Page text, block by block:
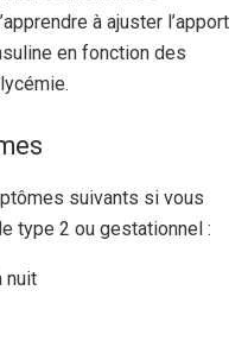
à ajuster l’apport
en fonction des
suivants si vous
type 2 ou gestationnel :
nuit